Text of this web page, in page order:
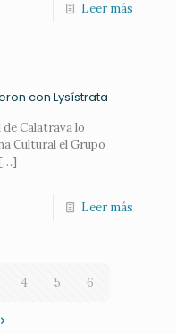
Leer más
con Lysístrata
Calatrava lo
Cultural el Grupo
Leer más
4 5 6